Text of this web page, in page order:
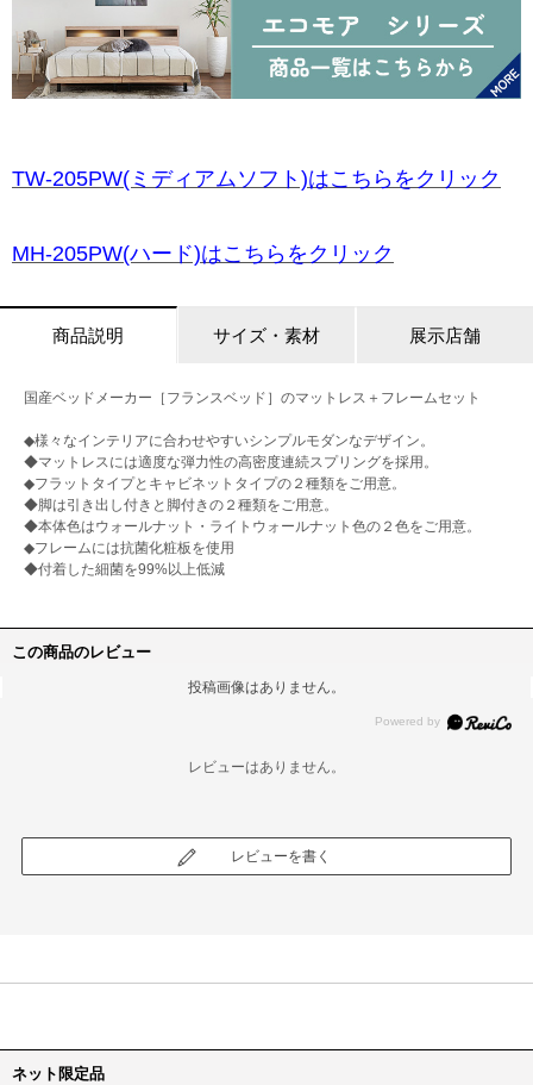
TW-205PW(ミディアムソフト)はこちらをクリック
MH-205PW(ハード)はこちらをクリック
商品説明 サイズ・素材 展示店舗
国産ベッドメーカー［フランスベッド］のマットレス＋フレームセット
◆様々なインテリアに合わせやすいシンプルモダンなデザイン。
◆マットレスには適度な弾力性の高密度連続スプリングを採用。
◆フラットタイプとキャビネットタイプの２種類をご用意。
◆脚は引き出し付きと脚付きの２種類をご用意。
◆本体色はウォールナット・ライトウォールナット色の２色をご用意。
◆フレームには抗菌化粧板を使用
◆付着した細菌を99%以上低減
この商品のレビュー
投稿画像はありません。
レビューはありません。
レビューを書く
ネット限定品